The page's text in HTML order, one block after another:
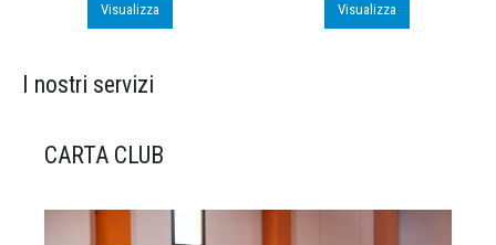
Visualizza Visualizza
I nostri servizi
CARTA CLUB